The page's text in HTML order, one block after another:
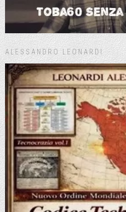
ALESSANDRO LEONARDI